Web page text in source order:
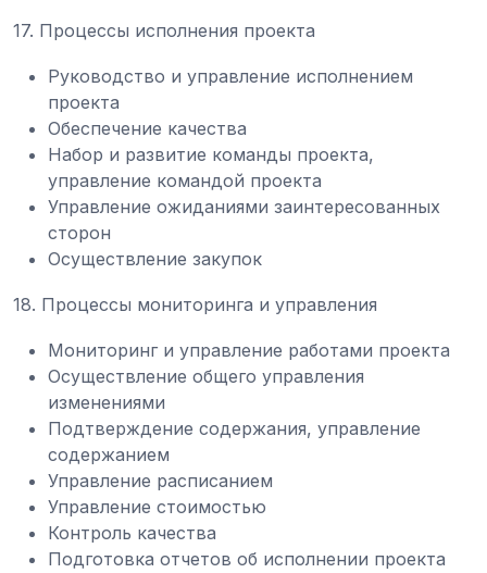
17. Процессы исполнения проекта
Руководство и управление исполнением
проекта
Обеспечение качества
Набор и развитие команды проекта,
управление командой проекта
Управление ожиданиями заинтересованных
сторон
Осуществление закупок
18. Процессы мониторинга и управления
Мониторинг и управление работами проекта
Осуществление общего управления
изменениями
Подтверждение содержания, управление
содержанием
Управление расписанием
Управление стоимостью
Контроль качества
Подготовка отчетов об исполнении проекта